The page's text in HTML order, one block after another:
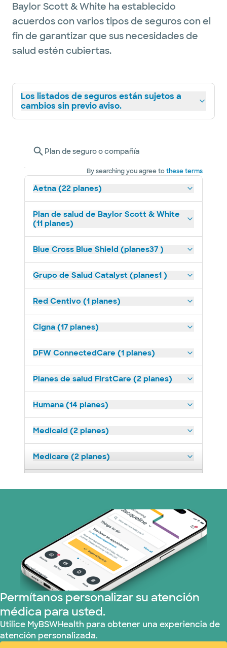
Baylor Scott & White ha establecido
acuerdos con varios tipos de seguros con el
fin de garantizar que sus necesidades de
salud estén cubiertas.
Los listados de seguros están sujetos a
cambios sin previo aviso.
Plan de seguro o compañía
By searching you agree tothese terms
Aetna (22 planes)
Plan de salud de Baylor Scott & White
(11 planes)
Blue Cross Blue Shield (planes37 )
Grupo de Salud Catalyst (planes1 )
Red Centivo (1 planes)
Cigna (17 planes)
DFW ConnectedCare (1 planes)
Planes de salud FirstCare (2 planes)
Humana (14 planes)
Medicaid (2 planes)
Medicare (2 planes)
Prism Electric (1 planes)
Plan de Salud Superior (19 planes)
Tricare (3 planes)
TriWest HealthCare (1 planes)
United HealthCare (33 planes)
WellMed (15 planes)
Permítanos personalizar su atención
médica para usted.
Utilice MyBSWHealth para obtener una experiencia de
atención personalizada.